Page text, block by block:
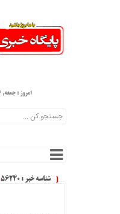
امروز : جمعه, ۱۶ مرداد , ۱۴۰۵ - 23 صفر 1448
شناسه خبر : 56240